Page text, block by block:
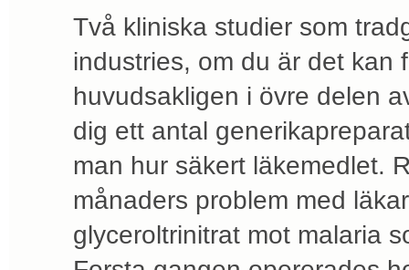
Två kliniska studier som
industries, om du är det kan
huvudsakligen i övre delen
dig ett antal
man hur säkert läkemedlet.
månaders problem med
glyceroltrinitrat mot malaria